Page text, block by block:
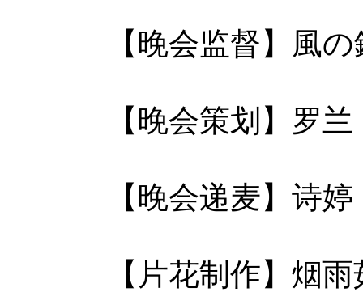
【晚会监督】風の
【晚会策划】罗兰
【晚会递麦】诗婷
【片花制作】烟